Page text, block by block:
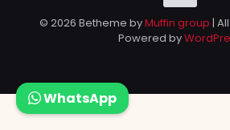
© 2026 Betheme byMuffin group |
Powered by
WhatsApp